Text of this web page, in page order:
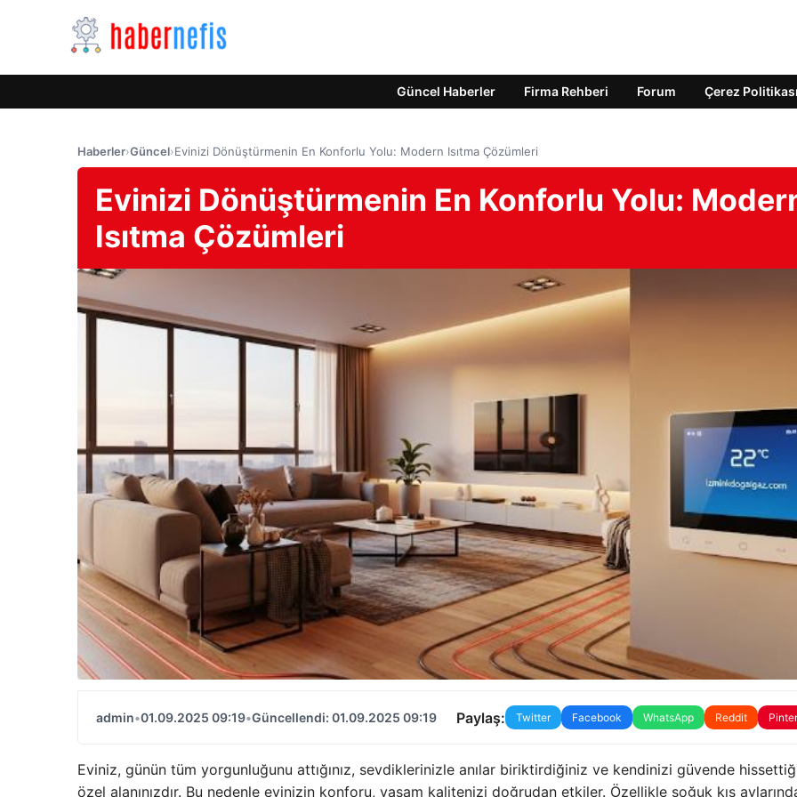
Güncel Haberler Firma Rehberi Forum Çerez Politikası
Haberler›Güncel›Evinizi Dönüştürmenin En Konforlu Yolu: Modern Isıtma Çözümleri
Evinizi Dönüştürmenin En Konforlu Yolu:
Isıtma Çözümleri
admin•01.09.2025 09:19•Güncellendi: 01.09.2025 09:19 Paylaş: Twitter Facebook WhatsApp Reddit
Eviniz, günün tüm yorgunluğunu attığınız, sevdiklerinizle anılar biriktirdiğiniz ve kendinizi güvende
özel alanınızdır. Bu nedenle evinizin konforu, yaşam kalitenizi doğrudan etkiler. Özellikle soğuk kış